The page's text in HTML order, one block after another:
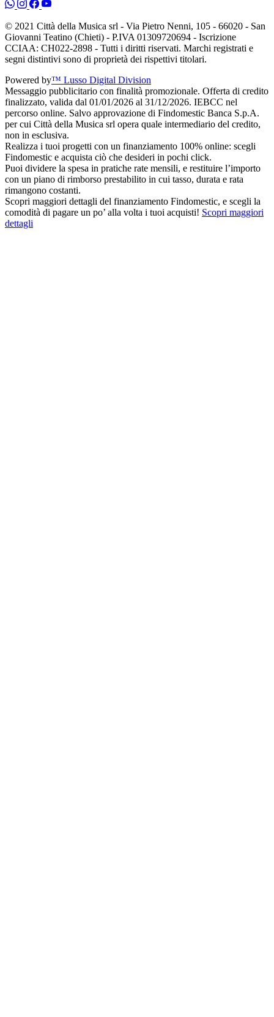
© 2021 Città della Musica srl - Via Pietro Nenni, 105 - 66020 - San
Giovanni Teatino (Chieti) - P.IVA 01309720694 - Iscrizione
CCIAA: CH022-2898 - Tutti i diritti riservati. Marchi registrati e
segni distintivi sono di proprietà dei rispettivi titolari.
Powered by™ Lusso Digital Division
Messaggio pubblicitario con finalità promozionale. Offerta di credito
finalizzato, valida dal 01/01/2026 al 31/12/2026. IEBCC nel
percorso online. Salvo approvazione di Findomestic Banca S.p.A.
per cui Città della Musica srl opera quale intermediario del credito,
non in esclusiva.
Realizza i tuoi progetti con un finanziamento 100% online: scegli
Findomestic e acquista ciò che desideri in pochi click.
Puoi dividere la spesa in pratiche rate mensili, e restituire l’importo
con un piano di rimborso prestabilito in cui tasso, durata e rata
rimangono costanti.
Scopri maggiori dettagli del finanziamento Findomestic, e scegli la
comodità di pagare un po’ alla volta i tuoi acquisti! Scopri maggiori
dettagli